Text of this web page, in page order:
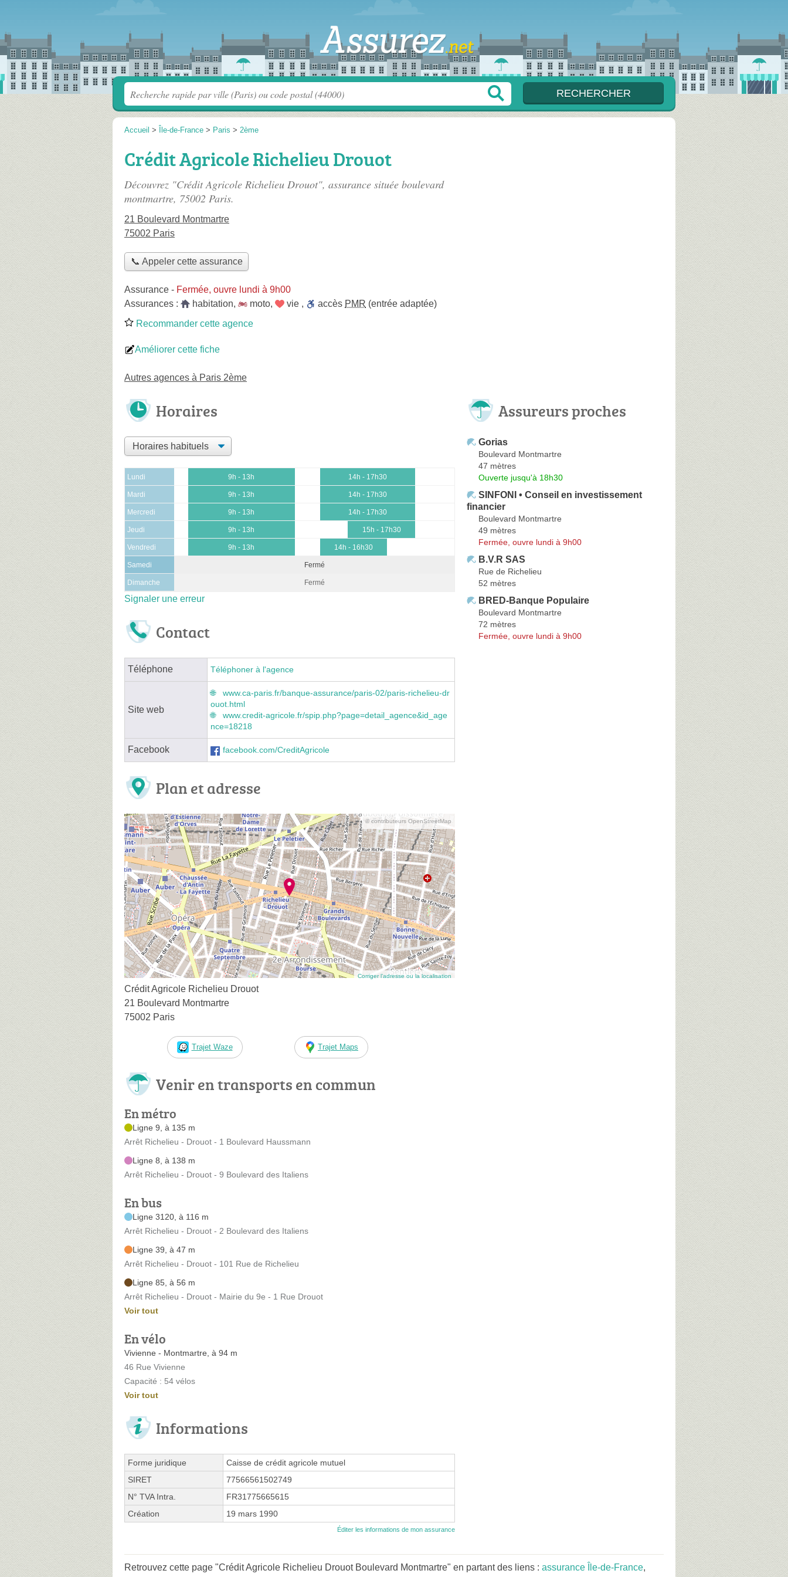
Accueil > Île-de-France > Paris > 2ème
Crédit Agricole Richelieu Drouot
Découvrez "Crédit Agricole Richelieu Drouot", assurance située boulevard
montmartre, 75002 Paris.
21 Boulevard Montmartre
75002 Paris
📞 Appeler cette assurance
Assurance - Fermée, ouvre lundi à 9h00
Assurances :
habitation, moto, vie , accès PMR (entrée adaptée)
Recommander cette agence
Améliorer cette fiche
Autres agences à Paris 2ème
Horaires
Lundi 9h - 13h 14h - 17h30
Mardi 9h - 13h 14h - 17h30
Mercredi 9h - 13h 14h - 17h30
Jeudi 9h - 13h 15h - 17h30
Vendredi 9h - 13h 14h - 16h30
Samedi Fermé
Dimanche Fermé
Signaler une erreur
Contact
Téléphone Téléphoner à l'agence
Site web
www.ca-paris.fr/banque-assurance/paris-02/paris-richelieu-dr
ouot.html
www.credit-agricole.fr/spip.php?page=detail_agence&id_age
nce=18218
Facebook facebook.com/CreditAgricole
Plan et adresse
© contributeurs OpenStreetMap
Corriger l’adresse ou la localisation
Crédit Agricole Richelieu Drouot
21 Boulevard Montmartre
75002 Paris
Trajet Waze Trajet Maps
Venir en transports en commun
En métro
Ligne 9, à 135 m
Arrêt Richelieu - Drouot - 1 Boulevard Haussmann
Ligne 8, à 138 m
Arrêt Richelieu - Drouot - 9 Boulevard des Italiens
En bus
Ligne 3120, à 116 m
Arrêt Richelieu - Drouot - 2 Boulevard des Italiens
Ligne 39, à 47 m
Arrêt Richelieu - Drouot - 101 Rue de Richelieu
Ligne 85, à 56 m
Arrêt Richelieu - Drouot - Mairie du 9e - 1 Rue Drouot
Voir tout
En vélo
Vivienne - Montmartre, à 94 m
46 Rue Vivienne
Capacité : 54 vélos
Voir tout
Informations
Forme juridique
Caisse de crédit agricole mutuel
SIRET
77566561502749
N° TVA Intra.
FR31775665615
Création
19 mars 1990
Éditer les informations de mon assurance
Assureurs proches
Gorias
Boulevard Montmartre
47 mètres
Ouverte jusqu'à 18h30
SINFONI • Conseil en investissement
financier
Boulevard Montmartre
49 mètres
Fermée, ouvre lundi à 9h00
B.V.R SAS
Rue de Richelieu
52 mètres
BRED-Banque Populaire
Boulevard Montmartre
72 mètres
Fermée, ouvre lundi à 9h00
Retrouvez cette page "Crédit Agricole Richelieu Drouot Boulevard Montmartre" en partant des liens : assurance Île-de-France,